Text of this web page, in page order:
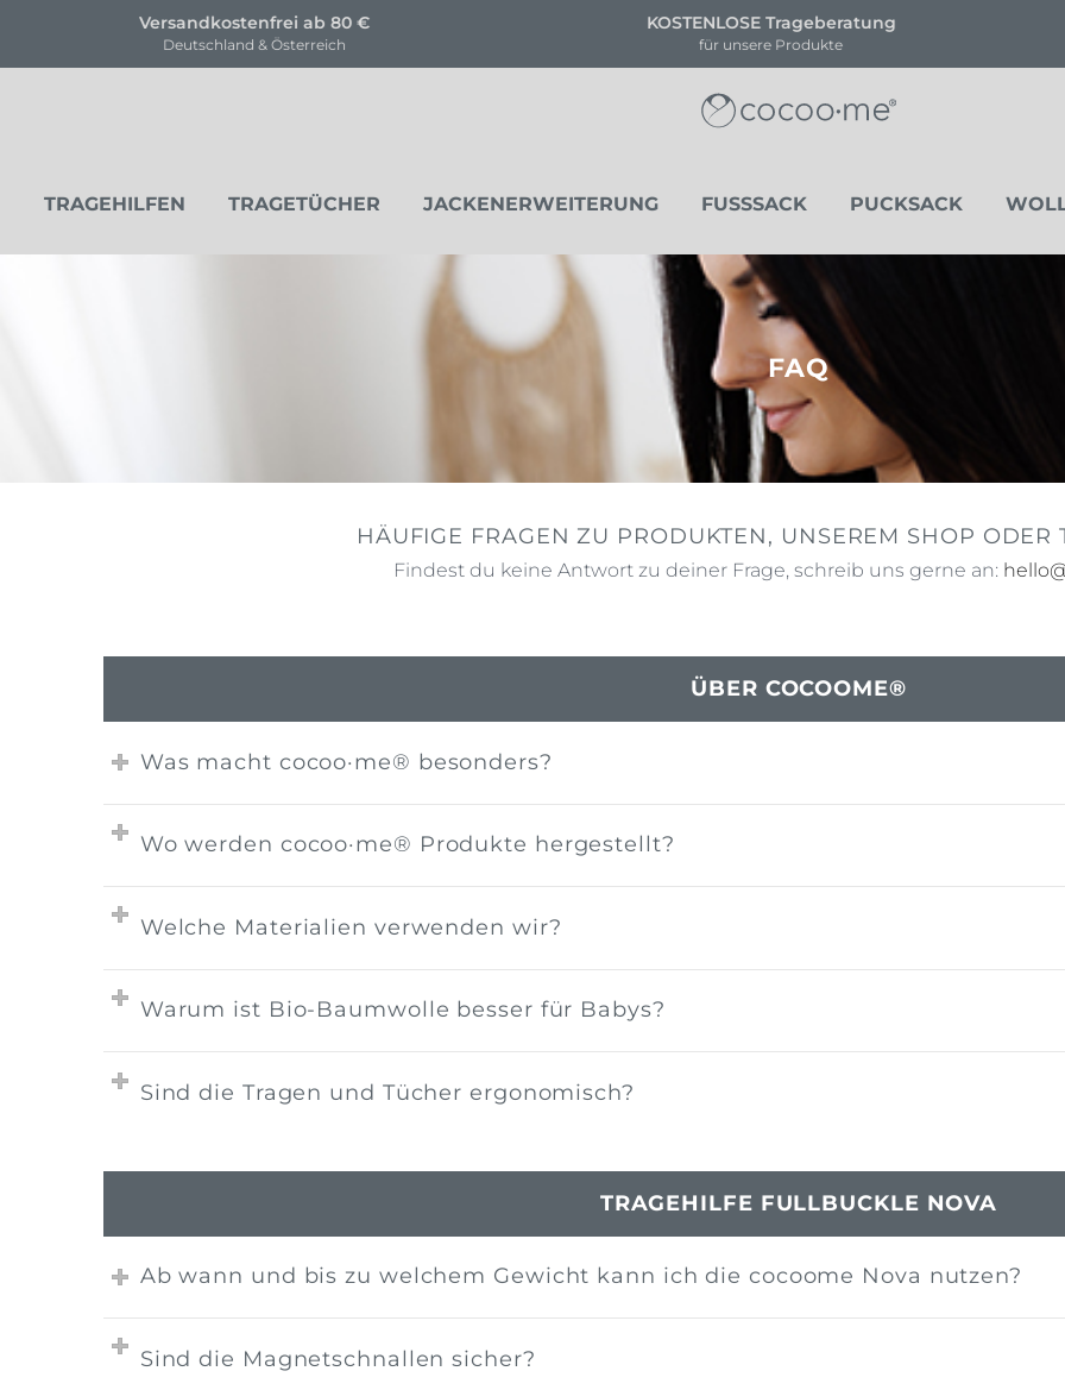
KOSTENLOSE Trageberatung
für unsere Produkte
!!NEU!! NOVA HEART EDITION
Limitierte Stückanzahl
TRAGEHILFEN TRAGETÜCHER JACKENERWEITERUNG FUSSSACK PUCKSACK
FAQ
HÄUFIGE FRAGEN ZU PRODUKTEN, UNSEREM SHOP ODER
Findest du keine Antwort zu deiner Frage, schreib uns gerne an:
ÜBER COCOOME®
Was macht cocoo·me® besonders?
Wo werden cocoo·me® Produkte hergestellt?
Welche Materialien verwenden wir?
Warum ist Bio-Baumwolle besser für Babys?
Sind die Tragen und Tücher ergonomisch?
TRAGEHILFE FULLBUCKLE NOVA
Ab wann und bis zu welchem Gewicht kann ich die cocoome Nova nutzen?
Sind die Magnetschnallen sicher?